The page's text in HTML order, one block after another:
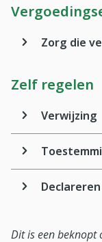
Zorg die
Zelf regelen
Verwijzing
Declareren
Dit is een beknopt